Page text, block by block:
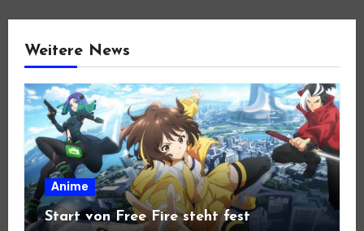
Weitere News
Anime
Start von Free Fire steht fest